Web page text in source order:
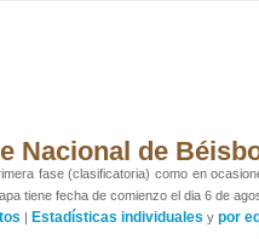
Nacional de
fase (clasificatoria) como en
tiene fecha de comienzo el dia 6 de
| Estadísticas individuales y por